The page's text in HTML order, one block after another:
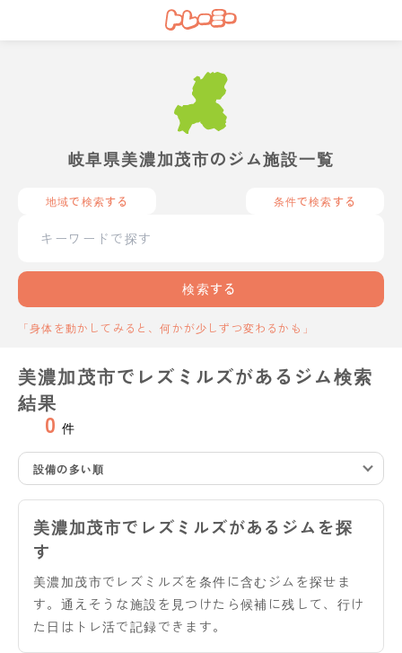
岐阜県美濃加茂市のジム施設一覧
地域で検索する 条件で検索する
検索する
「身体を動かしてみると、何かが少しずつ変わるかも」
美濃加茂市でレズミルズがあるジム検索
結果
0 件
設備の多い順
美濃加茂市でレズミルズがあるジムを探
す
美濃加茂市でレズミルズを条件に含むジムを探せま
す。通えそうな施設を見つけたら候補に残して、行け
た日はトレ活で記録できます。